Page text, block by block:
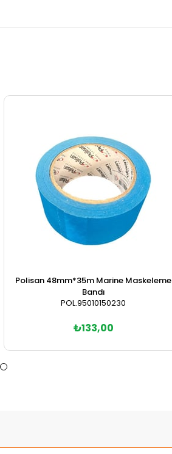
Polisan 48mm*35m Marine Maskeleme
Bandı
POL.95010150230
₺133,00